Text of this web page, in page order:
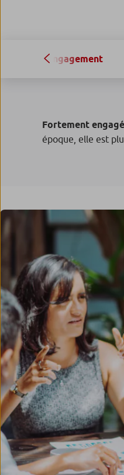
Engagement
Fortement
époque, elle est